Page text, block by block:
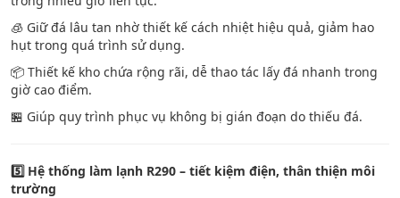
🧊 Giữ đá lâu tan nhờ thiết kế cách nhiệt hiệu quả, giảm hao
hụt trong quá trình sử dụng.
📦 Thiết kế kho chứa rộng rãi, dễ thao tác lấy đá nhanh trong
giờ cao điểm.
🏪 Giúp quy trình phục vụ không bị gián đoạn do thiếu đá.
5️Hệ thống làm lạnh R290 – tiết kiệm điện, thân thiện môi
trường